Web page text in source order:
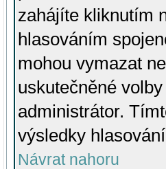
zahájíte kliknutím
hlasováním
mohou vymazat
uskutečněné
administrátor.
výsledky
Návrat nahoru